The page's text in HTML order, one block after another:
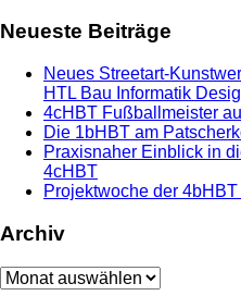
Neueste Beiträge
Neues Streetart-
HTL Bau Informatik
4cHBT Fußballmeister
Die 1bHBT am
Praxisnaher Einblick in
4cHBT
Projektwoche der
Archiv
Archiv